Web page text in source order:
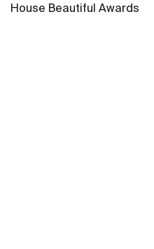
House Beautiful Awards